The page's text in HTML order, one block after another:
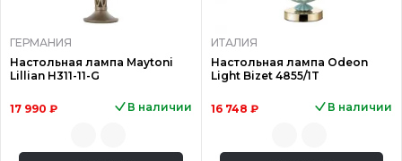
ГЕРМАНИЯ
Настольная лампа Maytoni
Lillian H311-11-G
17 990 ₽ В наличии
ИТАЛИЯ
Настольная лампа Odeon
Light Bizet 4855/1T
16 748 ₽ В наличии